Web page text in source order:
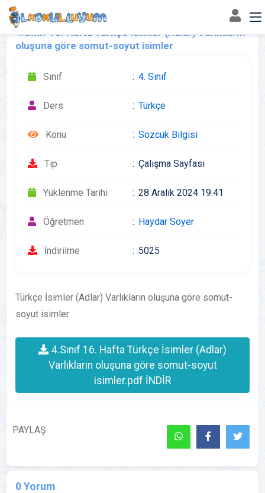
4.Sınıf 16. Hafta Türkçe İsimler (Adlar) Varlıkların
oluşuna göre somut-soyut isimler
Sınıf 4. Sınıf
Ders Türkçe
Konu Sözcük Bilgisi
Tip Çalışma Sayfası
Yüklenme Tarihi 28 Aralık 2024 19:41
Öğretmen Haydar Soyer
İndirilme 5025
Türkçe İsimler (Adlar) Varlıkların oluşuna göre somut-
soyut isimler
4.Sınıf 16. Hafta Türkçe İsimler (Adlar)
Varlıkların oluşuna göre somut-soyut
isimler.pdf İNDİR
PAYLAŞ
0 Yorum